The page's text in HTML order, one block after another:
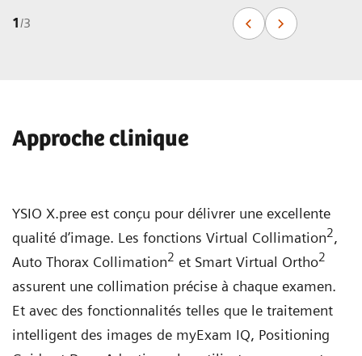
1/3
Approche clinique
YSIO X.pree est conçu pour délivrer une excellente
qualité d’image. Les fonctions Virtual Collimation2,
Auto Thorax Collimation2 et Smart Virtual Ortho2
assurent une collimation précise à chaque examen.
Et avec des fonctionnalités telles que le traitement
intelligent des images de myExam IQ, Positioning